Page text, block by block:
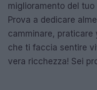
miglioramento del
Prova a dedicare
camminare,
che ti faccia sentire
vera ricchezza! Sei